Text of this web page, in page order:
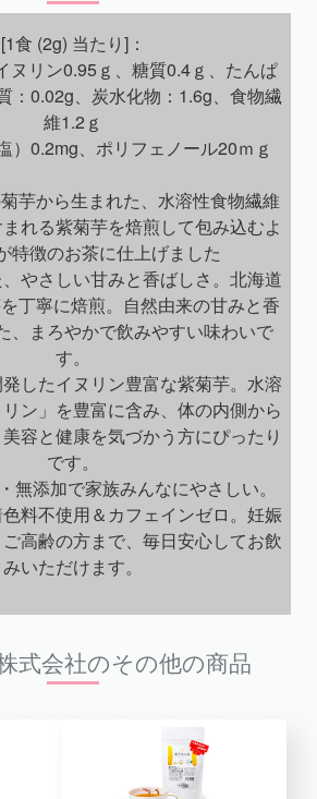
[1食 (2g) 当たり]：
ヌリン0.95ｇ、糖質0.4ｇ、たんぱ
：0.02g、炭水化物：1.6g、食物繊
維1.2ｇ
）0.2mg、ポリフェノール20ｍｇ
芋から生まれた、水溶性食物繊維
れる紫菊芋を焙煎して包み込むよ
特徴のお茶に仕上げました
やさしい甘みと香ばしさ。北海道
丁寧に焙煎。自然由来の甘みと香
、まろやかで飲みやすい味わいで
す。
したイヌリン豊富な紫菊芋。水溶
ン」を豊富に含み、体の内側から
容と健康を気づかう方にぴったり
です。
無添加で家族みんなにやさしい。
料不使用＆カフェインゼロ。妊娠
高齢の方まで、毎日安心してお飲
みいただけます。
式会社のその他の商品